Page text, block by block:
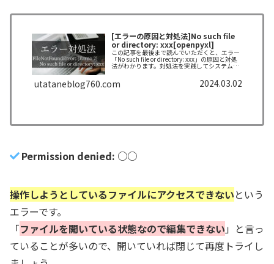
[エラーの原因と対処法]No such file
or directory: xxx[openpyxl]
この記事を最後まで読んでいただくと、エラー
「No such file or directory: xxx」の原因と対処
法がわかります。対処法を実践してシステムを
utataneblog760.com 2024.03.02
Permission denied: ○○
操作しようとしているファイルにアクセスできないという
エラーです。
「ファイルを開いている状態なので編集できない 」と言っ
ていることが多いので、開いていれば閉じて再度トライし